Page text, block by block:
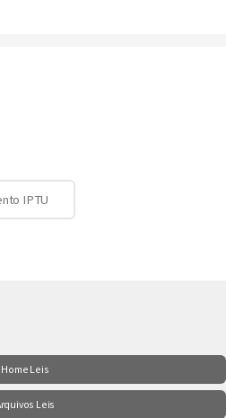
IPTU
Home Leis
Leis